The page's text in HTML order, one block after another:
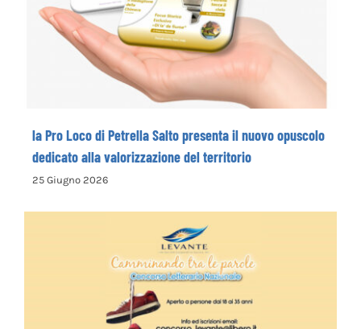
nuovo opuscolo dedicato alla
valorizzazione del territorio
la Pro Loco di Petrella Salto presenta il nuovo opuscolo
dedicato alla valorizzazione del territorio
25 Giugno 2026
La Cooperativa Sociale Levante promuove
il 1° Concorso Letterario Nazionale